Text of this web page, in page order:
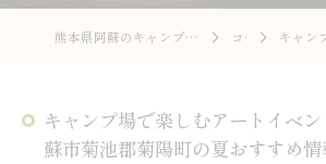
熊本県阿蘇のキャンプ場なら火の国ドッグラン オートキャンプ場 コラム キャンプ場で楽しむ
キャンプ場で楽しむアートイベ
蘇市菊池郡菊陽町の夏おすすめ情